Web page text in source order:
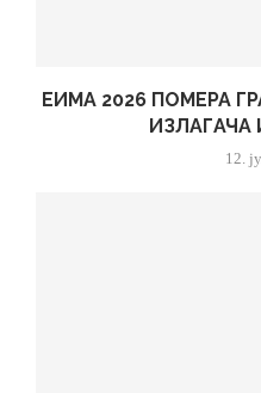
ЕИМА 2026 ПОМЕРА
12.